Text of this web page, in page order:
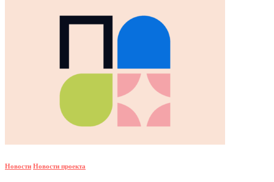
Новости Новости проекта